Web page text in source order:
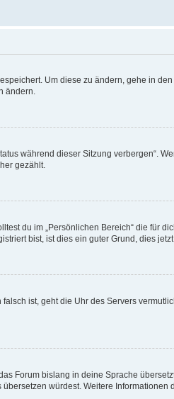
Um diese zu ändern, gehe in
ändern.
während dieser Sitzung verbergen“.
gezählt.
du im „Persönlichen Bereich“ die für
bist, ist dies ein guter Grund, dies
ist, geht die Uhr des Servers
Forum bislang in deine Sprache
würdest. Weitere Informationen